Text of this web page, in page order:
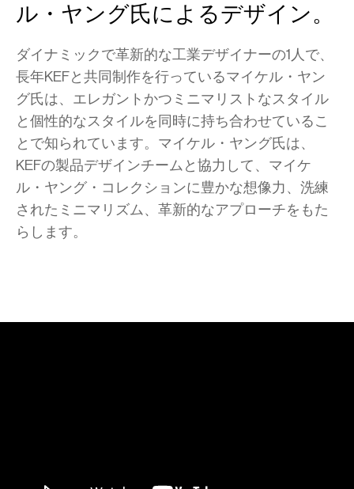
ル・ヤング氏によるデザイン。
ダイナミックで革新的な工業デザイナーの1人で、
長年KEFと共同制作を行っているマイケル・ヤン
グ氏は、エレガントかつミニマリストなスタイル
と個性的なスタイルを同時に持ち合わせているこ
とで知られています。マイケル・ヤング氏は、
KEFの製品デザインチームと協力して、マイケ
ル・ヤング・コレクションに豊かな想像力、洗練
されたミニマリズム、革新的なアプローチをもた
らします。